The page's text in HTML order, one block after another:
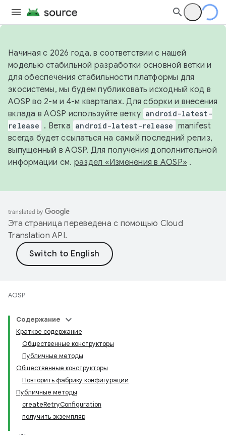
Начиная с 2026 года, в соответствии с нашей
моделью стабильной разработки основной ветки и
для обеспечения стабильности платформы для
экосистемы, мы будем публиковать исходный код в
AOSP во 2-м и 4-м кварталах. Для сборки и внесения
вклада в AOSP используйте ветку android-latest-
release . Ветка android-latest-release manifest
всегда будет ссылаться на самый последний релиз,
выпущенный в AOSP. Для получения дополнительной
информации см. раздел «Изменения в AOSP» .
Эта страница переведена с помощью Cloud
Translation API.
AOSP
Содержание
Краткое содержание
Общественные конструкторы
Публичные методы
Общественные конструкторы
Повторить фабрику конфигурации
Публичные методы
createRetryConfiguration
получить экземпляр